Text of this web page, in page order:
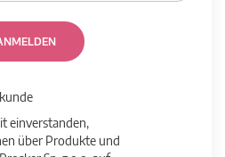
einverstanden,
über Produkte und